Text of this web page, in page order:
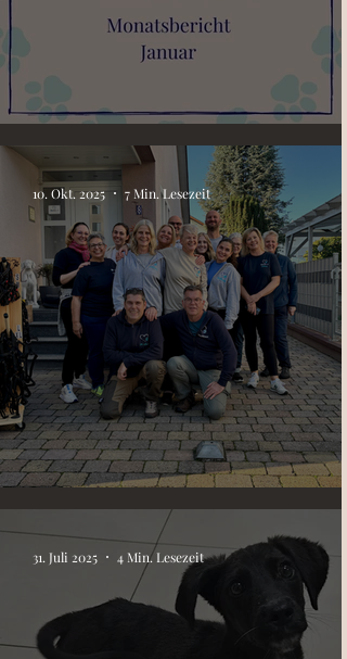
Monatsbericht 01/26
News September 2025
10. Okt. 2025 7 Min. Lesezeit
31. Juli 2025 4 Min. Lesezeit